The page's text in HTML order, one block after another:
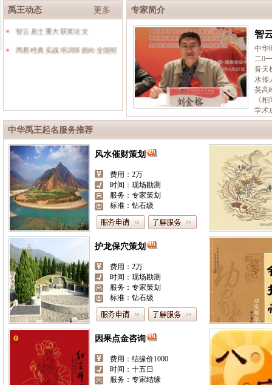
禹王动态 更多
纳音天机姓名预测学面授班面向 专家简介
智
中华
二0
音天
水传
英高
《
学术
中华禹王起名服务推荐
男女合婚咨询
费用：1000
时间：现场或三日
服务：专家咨询
标准：钻石级
开业择日
费用：588
时间：三天
服务：专家策划
标准：钻石级
搬家择日
费用：568
时间：五日
服务：专家策划